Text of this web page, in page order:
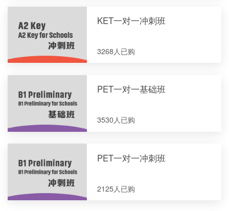
KET一对一冲刺班
3268人已购
PET一对一基础班
3530人已购
PET一对一冲刺班
2125人已购